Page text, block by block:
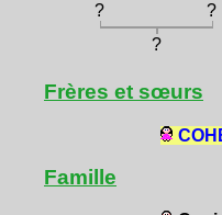
? ?
?
Frères et sœurs
Famille